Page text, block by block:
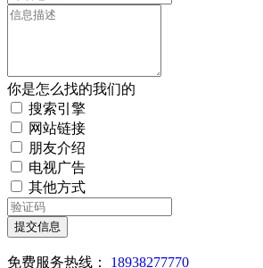
你是怎么找的我们的
搜索引擎
网站链接
朋友介绍
电视广告
其他方式
提交信息
免费服务热线： 18938277770